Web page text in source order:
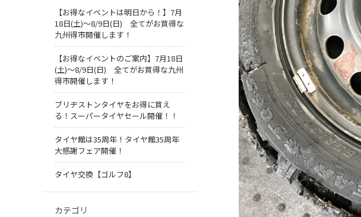
【お得なイベントは明日から！】7月
18日(土)～8/9日(日) 全てがお買得な
九州得市開催します！
【お得なイベントのご案内】7月18日
(土)～8/9日(日) 全てがお買得な九州
得市開催します！
ブリヂストンタイヤをお得に買え
る！スーパータイヤセール開催！！
タイヤ館は35周年！タイヤ館35周年
大感謝フェア開催！
タイヤ交換【ゴルフ8】
カテゴリ